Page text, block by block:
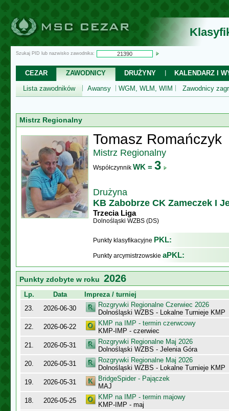
Szukaj PID lub nazwisko zawodnika:
CEZAR ZAWODNICY DRUŻYNY
KALENDARZ I
Lista zawodników
Awansy WGM, WLM, WIM Zawodnicy
Mistrz Regionalny
Tomasz Romańczyk
Mistrz Regionalny
Współczynnik WK = 3
Drużyna
KB Zabobrze CK Zameczek I
Trzecia Liga
Dolnośląski WZBS (DS)
Punkty klasyfikacyjne PKL:
Punkty arcymistrzowskie aPKL:
Punkty zdobyte w roku 2026
Lp. Data
Impreza / turniej
23.
2026-06-30
Rozgrywki Regionalne Czerwiec 2026
Dolnośląski WZBS - Lokalne Turnieje KMP
22.
2026-06-22
KMP na IMP - termin czerwcowy
KMP-IMP - czerwiec
21.
2026-05-31
Rozgrywki Regionalne Maj 2026
Dolnośląski WZBS - Jelenia Góra
20.
2026-05-31
Rozgrywki Regionalne Maj 2026
Dolnośląski WZBS - Lokalne Turnieje KMP
19.
2026-05-31
BridgeSpider - Pajączek
MAJ
18.
2026-05-25
KMP na IMP - termin majowy
KMP-IMP - maj